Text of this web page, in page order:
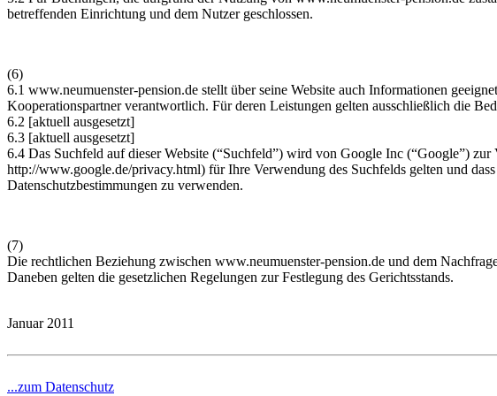
betreffenden Einrichtung und dem Nutzer geschlossen.
(6)
6.1 www.neumuenster-pension.de stellt über seine Website auch Informationen
Kooperationspartner verantwortlich. Für deren Leistungen gelten ausschließlich die
6.2 [aktuell ausgesetzt]
6.3 [aktuell ausgesetzt]
6.4 Das Suchfeld auf dieser Website (“Suchfeld”) wird von Google Inc (“Google”)
http://www.google.de/privacy.html) für Ihre Verwendung des Suchfelds gelten und
Datenschutzbestimmungen zu verwenden.
(7)
Die rechtlichen Beziehung zwischen www.neumuenster-pension.de und dem
Daneben gelten die gesetzlichen Regelungen zur Festlegung des Gerichtsstands.
Januar 2011
...zum Datenschutz